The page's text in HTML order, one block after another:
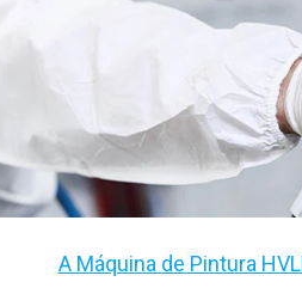
A Máquina de Pintura